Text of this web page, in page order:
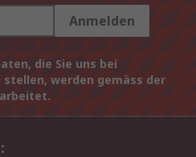
Anmelden
die Sie uns bei
werden gemäss der